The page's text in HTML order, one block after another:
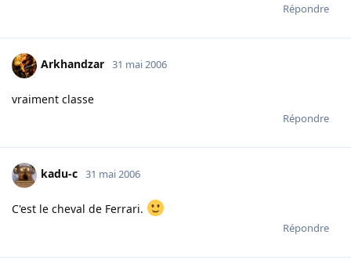
Répondre
Arkhandzar 31 mai 2006
vraiment classe
Répondre
kadu-c 31 mai 2006
C'est le cheval de Ferrari.
Répondre